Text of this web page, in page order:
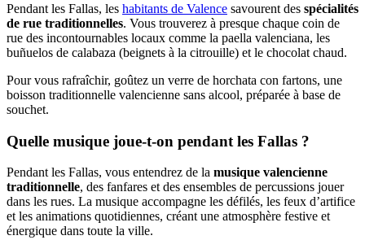
Pendant les Fallas, les habitants de Valence savourent des spécialités
de rue traditionnelles. Vous trouverez à presque chaque coin de
rue des incontournables locaux comme la paella valenciana, les
buñuelos de calabaza (beignets à la citrouille) et le chocolat chaud.
Pour vous rafraîchir, goûtez un verre de horchata con fartons, une
boisson traditionnelle valencienne sans alcool, préparée à base de
souchet.
Quelle musique joue-t-on pendant les Fallas ?
Pendant les Fallas, vous entendrez de la musique valencienne
traditionnelle, des fanfares et des ensembles de percussions jouer
dans les rues. La musique accompagne les défilés, les feux d’artifice
et les animations quotidiennes, créant une atmosphère festive et
énergique dans toute la ville.